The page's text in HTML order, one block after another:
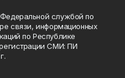
службой по
связи, информационных
по Республике
СМИ: ПИ